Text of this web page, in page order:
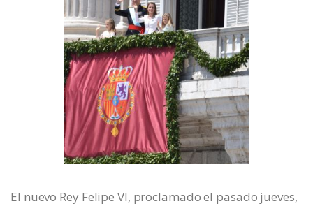
El nuevo Rey Felipe VI, proclamado el pasado jueves,